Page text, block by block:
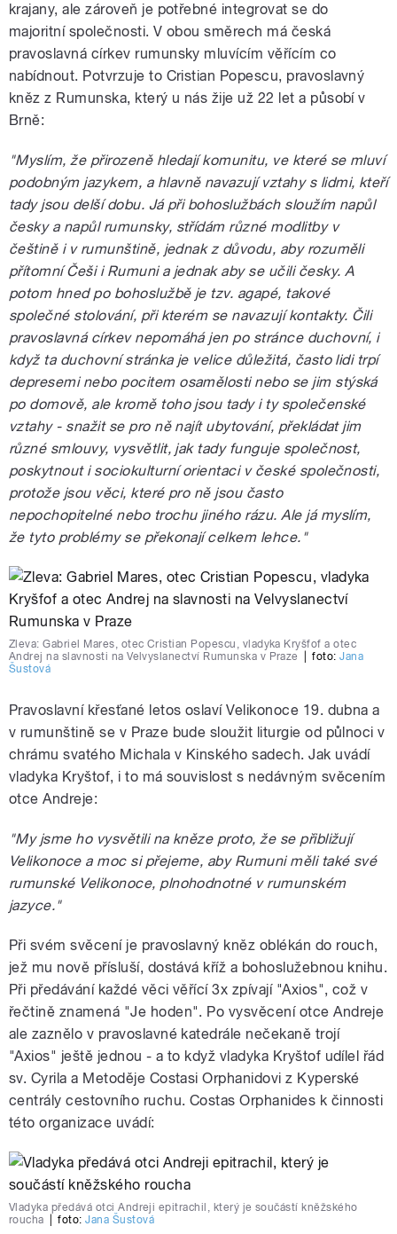
krajany, ale zároveň je potřebné integrovat se do
majoritní společnosti. V obou směrech má česká
pravoslavná církev rumunsky mluvícím věřícím co
nabídnout. Potvrzuje to Cristian Popescu, pravoslavný
kněz z Rumunska, který u nás žije už 22 let a působí v
Brně:
"Myslím, že přirozeně hledají komunitu, ve které se mluví
podobným jazykem, a hlavně navazují vztahy s lidmi, kteří
tady jsou delší dobu. Já při bohoslužbách sloužím napůl
česky a napůl rumunsky, střídám různé modlitby v
češtině i v rumunštině, jednak z důvodu, aby rozuměli
přítomní Češi i Rumuni a jednak aby se učili česky. A
potom hned po bohoslužbě je tzv. agapé, takové
společné stolování, při kterém se navazují kontakty. Čili
pravoslavná církev nepomáhá jen po stránce duchovní, i
když ta duchovní stránka je velice důležitá, často lidi trpí
depresemi nebo pocitem osamělosti nebo se jim stýská
po domově, ale kromě toho jsou tady i ty společenské
vztahy - snažit se pro ně najít ubytování, překládat jim
různé smlouvy, vysvětlit, jak tady funguje společnost,
poskytnout i sociokulturní orientaci v české společnosti,
protože jsou věci, které pro ně jsou často
nepochopitelné nebo trochu jiného rázu. Ale já myslím,
že tyto problémy se překonají celkem lehce."
Zleva: Gabriel Mares, otec Cristian Popescu, vladyka Kryšfof a otec
Andrej na slavnosti na Velvyslanectví Rumunska v Praze
foto:Jana
Šustová
Pravoslavní křesťané letos oslaví Velikonoce 19. dubna a
v rumunštině se v Praze bude sloužit liturgie od půlnoci v
chrámu svatého Michala v Kinského sadech. Jak uvádí
vladyka Kryštof, i to má souvislost s nedávným svěcením
otce Andreje:
"My jsme ho vysvětili na kněze proto, že se přibližují
Velikonoce a moc si přejeme, aby Rumuni měli také své
rumunské Velikonoce, plnohodnotné v rumunském
jazyce."
Při svém svěcení je pravoslavný kněz oblékán do rouch,
jež mu nově přísluší, dostává kříž a bohoslužebnou knihu.
Při předávání každé věci věřící 3x zpívají "Axios", což v
řečtině znamená "Je hoden". Po vysvěcení otce Andreje
ale zaznělo v pravoslavné katedrále nečekaně trojí
"Axios" ještě jednou - a to když vladyka Kryštof udílel řád
sv. Cyrila a Metoděje Costasi Orphanidovi z Kyperské
centrály cestovního ruchu. Costas Orphanides k činnosti
této organizace uvádí:
Vladyka předává otci Andreji epitrachil, který je součástí kněžského
roucha
foto:Jana Šustová